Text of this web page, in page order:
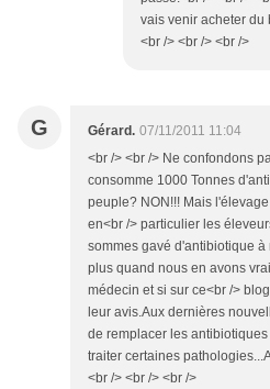
vais venir acheter du
<br /> <br /> <br />
G Gérard. 07/11/2011 11:04
<br /> <br /> Ne confondons
consomme 1000 Tonnes
peuple? NON!!! Mais
en<br /> particulier les
sommes gavé d'antibiotique
plus quand nous en avons
médecin et si sur ce<br />
leur avis.Aux dernières
de remplacer les
traiter certaines
<br /> <br /> <br />